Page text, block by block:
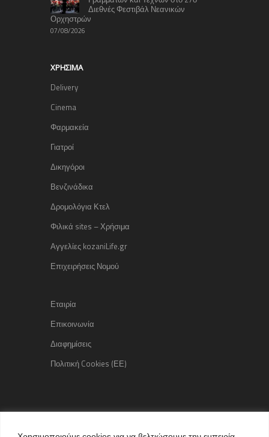
Διεθνές Φεστιβάλ Νεανικών
Ορχηστρών
07/08/2026
ΧΡΉΣΙΜΑ
Delivery
Cinema
Φαρμακεία
Γιατροί
Δικηγόροι
Βενζινάδικα
Δρομολόγια Κτελ
Φιλικά sites – Χρήσιμα
Αγγελίες kozaniLife.gr
Επιχειρήσεις Νομού
Εταιρία
Επικοινωνία
Διαφημίσεις
Πολιτική Cookies (ΕΕ)
Copyright © 2015 kozaniLife.gr